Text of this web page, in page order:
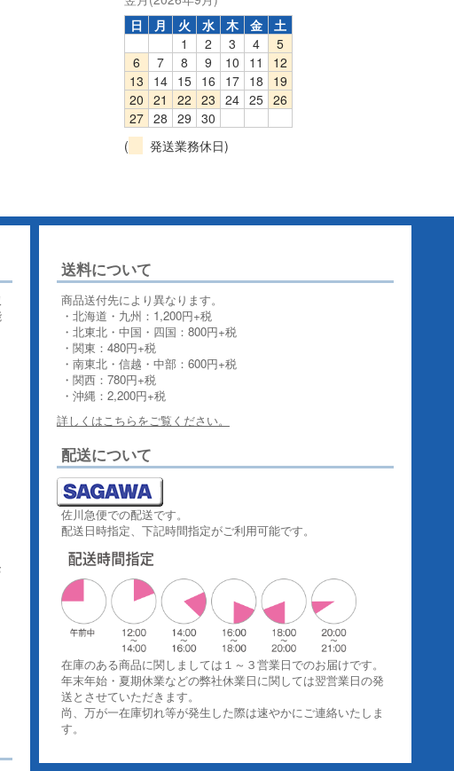
日
月 火 水 木 金
土
1
2 3 4
5
6
7 8 9 10 11
12
13
14 15 16 17 18
19
20 21 22 23 24 25 26
27 28 29 30
(
発送業務休日)
送料について
商品送付先により異なります。
・北海道・九州：1,200円+税
・北東北・中国・四国：800円+税
・関東：480円+税
・南東北・信越・中部：600円+税
・関西：780円+税
・沖縄：2,200円+税
詳しくはこちらをご覧ください。
配送について
佐川急便での配送です。
配送日時指定、下記時間指定がご利用可能です。
在庫のある商品に関しましては１～３営業日でのお届けです。
年末年始・夏期休業などの弊社休業日に関しては翌営業日の発
送とさせていただきます。
尚、万が一在庫切れ等が発生した際は速やかにご連絡いたしま
す。